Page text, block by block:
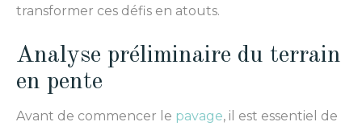
transformer ces défis en atouts.
Analyse préliminaire du terrain
en pente
Avant de commencer le pavage, il est essentiel de